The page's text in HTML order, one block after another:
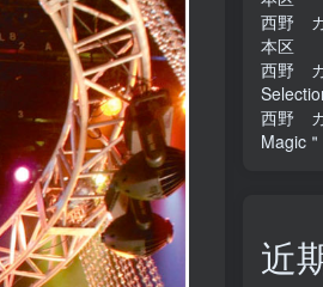
西野 カ
本区
西野
西野
Magic
近